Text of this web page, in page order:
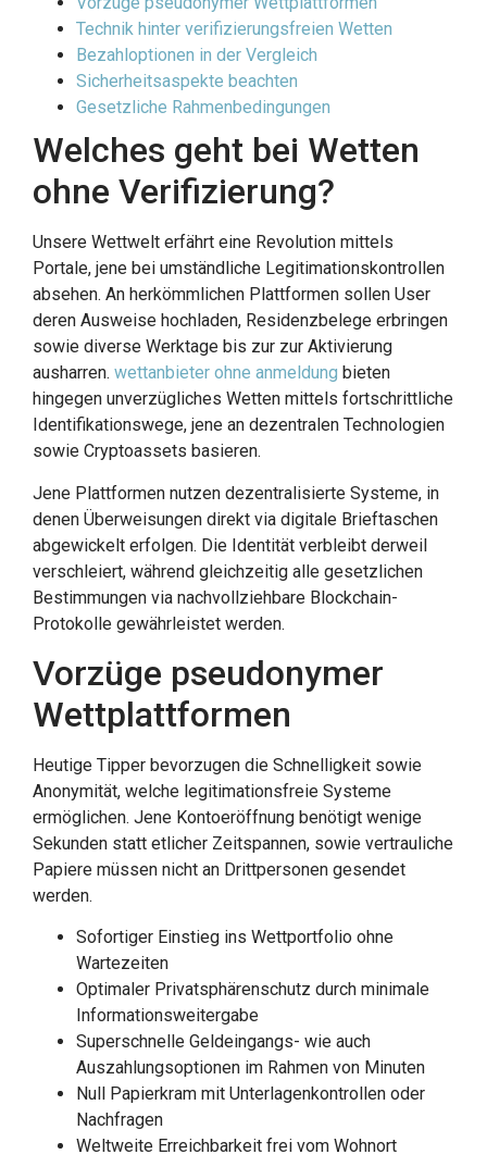
Technik hinter verifizierungsfreien Wetten
Bezahloptionen in der Vergleich
Sicherheitsaspekte beachten
Gesetzliche Rahmenbedingungen
Welches geht bei Wetten
ohne Verifizierung?
Unsere Wettwelt erfährt eine Revolution mittels
Portale, jene bei umständliche Legitimationskontrollen
absehen. An herkömmlichen Plattformen sollen User
deren Ausweise hochladen, Residenzbelege erbringen
sowie diverse Werktage bis zur zur Aktivierung
ausharren. wettanbieter ohne anmeldung bieten
hingegen unverzügliches Wetten mittels fortschrittliche
Identifikationswege, jene an dezentralen Technologien
sowie Cryptoassets basieren.
Jene Plattformen nutzen dezentralisierte Systeme, in
denen Überweisungen direkt via digitale Brieftaschen
abgewickelt erfolgen. Die Identität verbleibt derweil
verschleiert, während gleichzeitig alle gesetzlichen
Bestimmungen via nachvollziehbare Blockchain-
Protokolle gewährleistet werden.
Vorzüge pseudonymer
Wettplattformen
Heutige Tipper bevorzugen die Schnelligkeit sowie
Anonymität, welche legitimationsfreie Systeme
ermöglichen. Jene Kontoeröffnung benötigt wenige
Sekunden statt etlicher Zeitspannen, sowie vertrauliche
Papiere müssen nicht an Drittpersonen gesendet
werden.
Sofortiger Einstieg ins Wettportfolio ohne
Wartezeiten
Optimaler Privatsphärenschutz durch minimale
Informationsweitergabe
Superschnelle Geldeingangs- wie auch
Auszahlungsoptionen im Rahmen von Minuten
Null Papierkram mit Unterlagenkontrollen oder
Nachfragen
Weltweite Erreichbarkeit frei vom Wohnort